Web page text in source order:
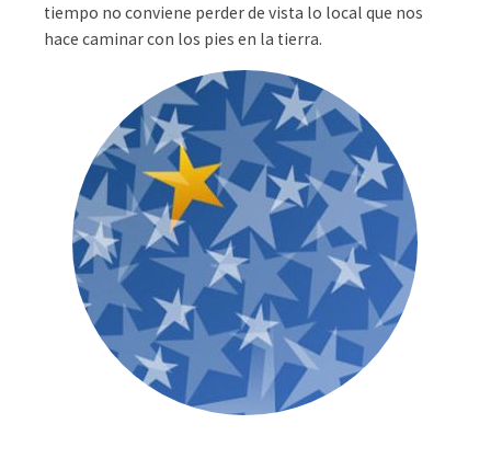
tiempo no conviene perder de vista lo local que nos
hace caminar con los pies en la tierra.